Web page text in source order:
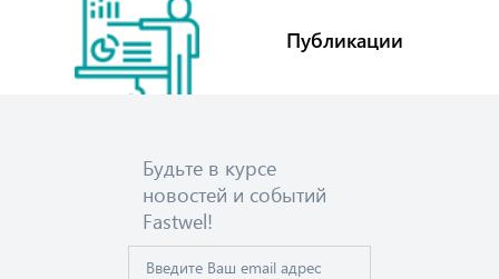
Публикации
Будьте в курсе
новостей и событий
Fastwel!